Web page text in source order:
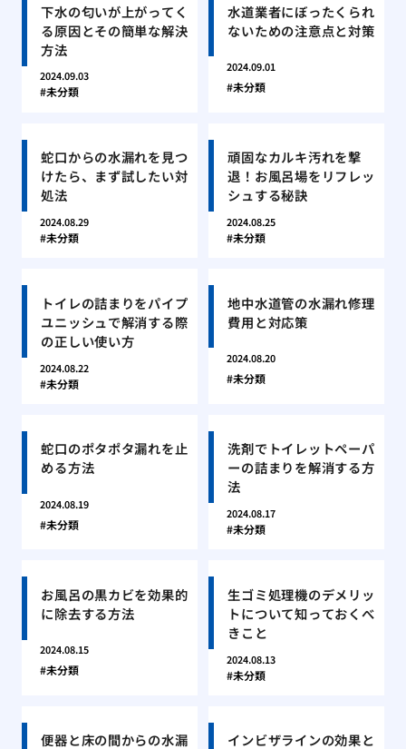
下水の匂いが上がってく
る原因とその簡単な解決
方法
2024.09.03
未分類
水道業者にぼったくられ
ないための注意点と対策
2024.09.01
未分類
蛇口からの水漏れを見つ
けたら、まず試したい対
処法
2024.08.29
未分類
頑固なカルキ汚れを撃
退！お風呂場をリフレッ
シュする秘訣
2024.08.25
未分類
トイレの詰まりをパイプ
ユニッシュで解消する際
の正しい使い方
2024.08.22
未分類
地中水道管の水漏れ修理
費用と対応策
2024.08.20
未分類
蛇口のポタポタ漏れを止
める方法
2024.08.19
未分類
洗剤でトイレットペーパ
ーの詰まりを解消する方
法
2024.08.17
未分類
お風呂の黒カビを効果的
に除去する方法
2024.08.15
未分類
生ゴミ処理機のデメリッ
トについて知っておくべ
きこと
2024.08.13
未分類
便器と床の間からの水漏
インビザラインの効果と